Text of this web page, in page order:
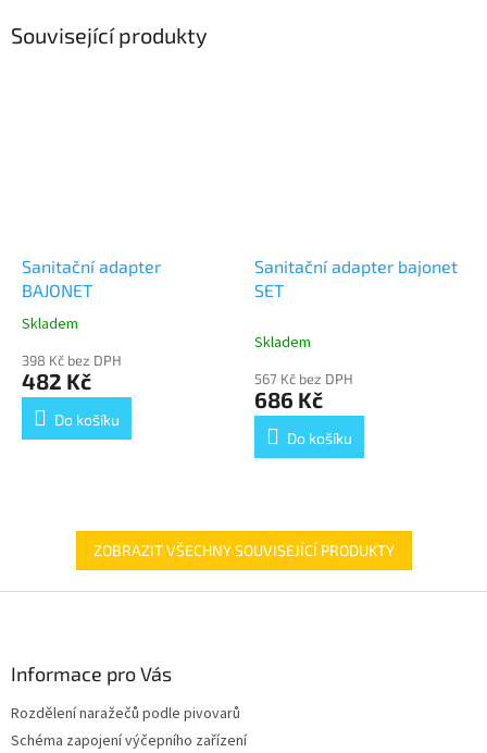
Související produkty
Sanitační adapter
BAJONET
Průměrné
produktu
je
5,0
Skladem
398 Kč bez DPH
482 Kč
Do košíku
Sanitační adapter bajonet
SET
Skladem
567 Kč bez DPH
686 Kč
Do košíku
ZOBRAZIT VŠECHNY SOUVISEJÍCÍ PRODUKTY
Informace pro Vás
Rozdělení naražečů podle pivovarů
Schéma zapojení výčepního zařízení